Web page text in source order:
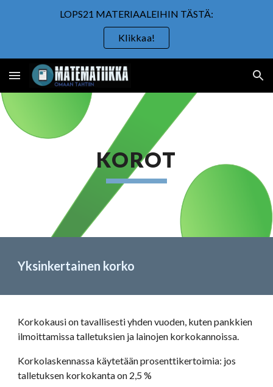
LOPS21 MATERIAALEIHIN TÄSTÄ:
Klikkaa!
KOROT
Yksinkertainen korko
Korkokausi on tavallisesti yhden vuoden, kuten pankkien
ilmoittamissa talletuksien ja lainojen korkokannoissa.
Korkolaskennassa käytetään prosenttikertoimia: jos
talletuksen korkokanta on 2,5 %